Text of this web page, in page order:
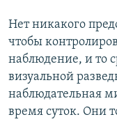
Нет никакого
чтобы
наблюдение, и то
визуальной
наблюдательная
время суток. Они